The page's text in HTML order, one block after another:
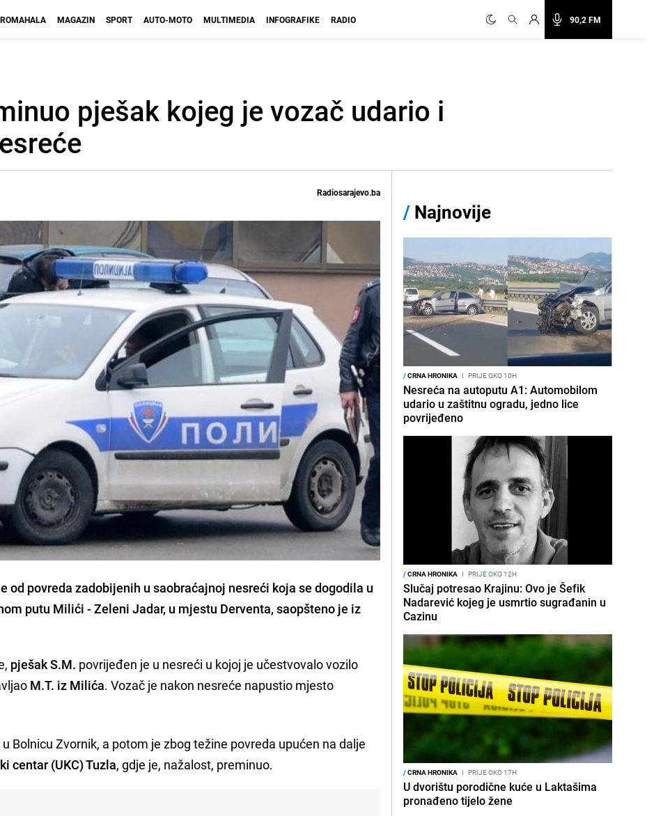
90,2 FM
MAGAZIN SPORT AUTO-MOTO MULTIMEDIA INFOGRAFIKE RADIO
pješak kojeg je vozač udario i
Radiosarajevo.ba
od povreda zadobijenih u saobraćajnoj nesreći koja se dogodila u
putu Milići - Zeleni Jadar, u mjestu Derventa, saopšteno je iz
pješak S.M. povrijeđen je u nesreći u kojoj je učestvovalo vozilo
M.T. iz Milića. Vozač je nakon nesreće napustio mjesto
Bolnicu Zvornik, a potom je zbog težine povreda upućen na dalje
centar (UKC) Tuzla, gdje je, nažalost, preminuo.
/ Najnovije
/CRNA HRONIKA I PRIJE OKO 10H
Nesreća na autoputu A1: Automobilom
udario u zaštitnu ogradu, jedno lice
povrijeđeno
/CRNA HRONIKA I PRIJE OKO 12H
Slučaj potresao Krajinu: Ovo je Šefik
Nadarević kojeg je usmrtio sugrađanin u
Cazinu
/CRNA HRONIKA I PRIJE OKO 17H
U dvorištu porodične kuće u Laktašima
pronađeno tijelo žene